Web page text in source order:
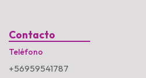
Contacto
Teléfono
+56959541787